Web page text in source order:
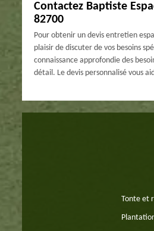
Contactez Baptiste
82700
Pour obtenir un devis entretien
plaisir de discuter de vos besoins
connaissance approfondie des
détail. Le devis personnalisé vous
Tonte et